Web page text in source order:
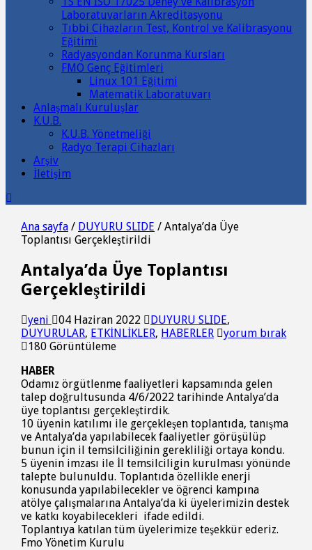
Laboratuvarların Akreditasyonu
Tıbbi Cihazların Test, Kontrol ve Kalibrasyonu
Eğitimi
Radyasyondan Korunma Kursları
FMO Genç Eğitimleri
Linux 101 Eğitimi
Matematik Laboratuvarı
Anlaşmalı Kuruluşlar
K.U.B.
K.U.B. Yönetmeliği
Radyo Terapi Cihazları
Arşiv
İletişim
Ana sayfa / DUYURU SLIDE / Antalya’da Üye
Toplantısı Gerçekleştirildi
Antalya’da Üye Toplantısı
Gerçekleştirildi
yeni 04 Haziran 2022 DUYURU SLIDE,
DUYURULAR, ETKİNLİKLER, HABERLER
yorum bırak
180 Görüntüleme
HABER
Odamız örgütlenme faaliyetleri kapsamında gelen
talep doğrultusunda 4/6/2022 tarihinde Antalya’da
üye toplantısı gerçekleştirdik.
10 üyenin katılımı ile gerçekleşen toplantıda, tanışma
ve Antalya’da yapılabilecek faaliyetler görüşülüp
bunun için il temsilciliğinin gerekliliği ortaya kondu.
5 üyenin imzası ile İl temsilciligin kurulması yönünde
talepte bulunuldu. Toplantıda özellikle enerji
konusunda yapılabilecekler ve öğrenci kampına
atölye çalışmalarına Antalya’da ki üyelerimizin destek
ve katkı koyabilecekleri ifade edildi.
Toplantıya katılan tüm üyelerimize teşekkür ederiz.
Fmo Yönetim Kurulu